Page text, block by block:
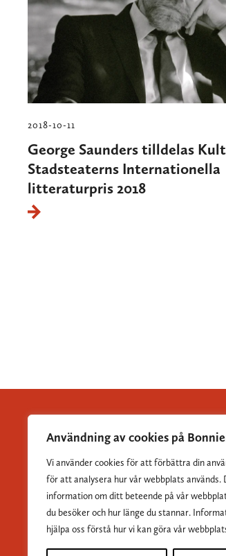
Användning av cookies på
Vi använder cookies för att förbättra din
för att analysera hur vår webbplats används.
information om ditt beteende på vår
du besöker och hur länge du stannar.
hjälpa oss förstå hur vi kan göra vår
2018-10-11
George Saunders tilldelas
Stadsteaterns Internationella
litteraturpris 2018
Albert Bonniers Förlag grundades 1837
största skönlitterära förlag.